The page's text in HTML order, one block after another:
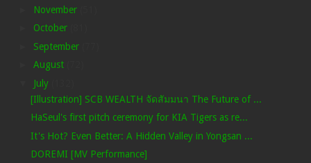
November
October
September
August
July
[Illustration] SCB WEALTH จัดสัมมนา The Future of ...
HaSeul's first pitch ceremony for KIA Tigers as re...
It's Hot? Even Better: A Hidden Valley in Yongsan ...
DOREMI [MV Performance]